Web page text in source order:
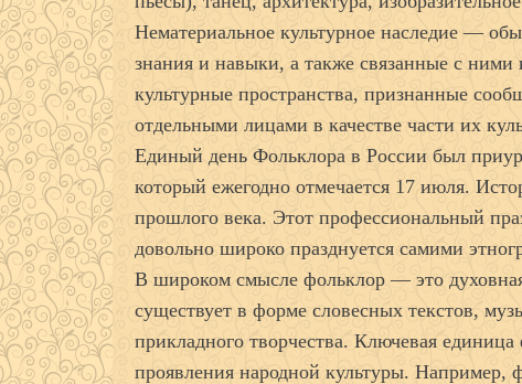
Нематериальное культурное наследие —
знания и навыки, а также связанные с
культурные пространства, признанные
отдельными лицами в качестве части их
Единый день Фольклора в России был
который ежегодно отмечается 17 июля.
прошлого века. Этот профессиональный
довольно широко празднуется самими
В широком смысле фольклор — это
существует в форме словесных текстов,
прикладного творчества. Ключевая
проявления народной культуры. Например,